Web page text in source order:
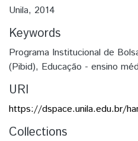
Unila, 2014
Keywords
Programa Institucional de
(Pibid), Educação - ensino
URI
https://dspace.unila.edu.br/
Collections